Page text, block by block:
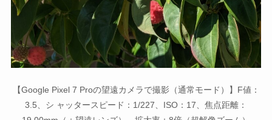
【Google Pixel 7 Proの望遠カメラで撮影（通常モード）】F値：
3.5、シ ャッタースピード：1/227、ISO：17、焦点距離：